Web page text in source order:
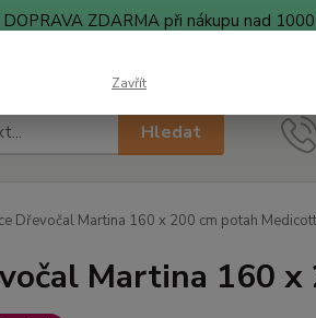
DOPRAVA ZDARMA při nákupu nad
Hledat
Dřevočal Martina 160 x 200 cm potah Medicott
Martina 160
Zavřít